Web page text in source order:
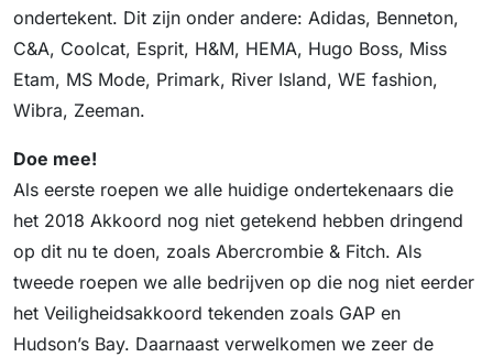
ondertekent. Dit zijn onder andere: Adidas, Benneton,
C&A, Coolcat, Esprit, H&M, HEMA, Hugo Boss, Miss
Etam, MS Mode, Primark, River Island, WE fashion,
Wibra, Zeeman.
Doe mee!
Als eerste roepen we alle huidige ondertekenaars die
het 2018 Akkoord nog niet getekend hebben dringend
op dit nu te doen, zoals Abercrombie & Fitch. Als
tweede roepen we alle bedrijven op die nog niet eerder
het Veiligheidsakkoord tekenden zoals GAP en
Hudson’s Bay. Daarnaast verwelkomen we zeer de